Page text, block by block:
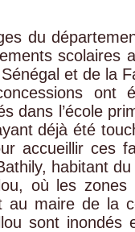
du
scolaires
et de la
ont
dans l’école
déjà été
accueillir ces
habitant du
où les
au maire de la
sont inondés